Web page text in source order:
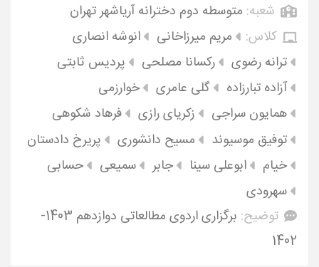
شعبه: متوسطه دوم دخترانه آریاشهر تهران
کلاس:
مریم میرزاخانی
انوشه انصاری
ترانه رضوی
رکسانا مصلحی
پردیس ثابتی
آزاده تبارزاده
گلی عامری
خوارزمی
همایون سراجی
زکریای رازی
فرهاد شکوهی
توفیق موسیوند
مسیح دانشوری
پریرخ دادستان
خیام
ابوعلی سینا جابر سمیعی
حسابی
سهرودی
توضیح:
برگزاری اردوی مطالعاتی دوازدهم 1403-
1402